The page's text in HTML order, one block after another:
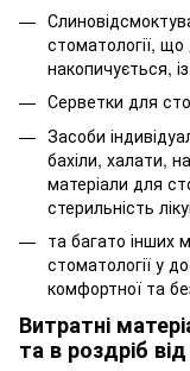
стоматології,
накопичується,
Серветки для
Засоби
бахіли, халати,
матеріали для
стерильність
та багато інших
стоматології у
комфортної та
Витратні
та в роздріб